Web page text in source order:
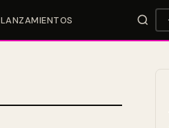
LANZAMIENTOS